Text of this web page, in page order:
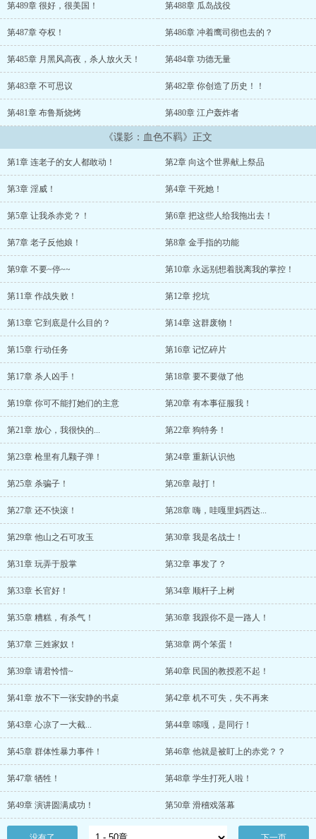
第489章 很好，很美国！ 第488章 瓜岛战役
第487章 夺权！ 第486章 冲着鹰司彻也去的？
第485章 月黑风高夜，杀人放火天！ 第484章 功德无量
第483章 不可思议 第482章 你创造了历史！！
第481章 布鲁斯烧烤 第480章 江户轰炸者
《谍影：血色不羁》正文
第1章 连老子的女人都敢动！ 第2章 向这个世界献上祭品
第3章 淫威！ 第4章 干死她！
第5章 让我杀赤党？！ 第6章 把这些人给我拖出去！
第7章 老子反他娘！ 第8章 金手指的功能
第9章 不要~停~~ 第10章 永远别想着脱离我的掌控！
第11章 作战失败！ 第12章 挖坑
第13章 它到底是什么目的？ 第14章 这群废物！
第15章 行动任务 第16章 记忆碎片
第17章 杀人凶手！ 第18章 要不要做了他
第19章 你可不能打她们的主意 第20章 有本事征服我！
第21章 放心，我很快的... 第22章 狗特务！
第23章 枪里有几颗子弹！ 第24章 重新认识他
第25章 杀骗子！ 第26章 敲打！
第27章 还不快滚！ 第28章 嗨，哇嘎里妈西达...
第29章 他山之石可攻玉 第30章 我是名战士！
第31章 玩弄于股掌 第32章 事发了？
第33章 长官好！ 第34章 顺杆子上树
第35章 糟糕，有杀气！ 第36章 我跟你不是一路人！
第37章 三姓家奴！ 第38章 两个笨蛋！
第39章 请君怜惜~ 第40章 民国的教授惹不起！
第41章 放不下一张安静的书桌 第42章 机不可失，失不再来
第43章 心凉了一大截... 第44章 嗦嘎，是同行！
第45章 群体性暴力事件！ 第46章 他就是被盯上的赤党？？
第47章 牺牲！ 第48章 学生打死人啦！
第49章 演讲圆满成功！ 第50章 滑稽戏落幕